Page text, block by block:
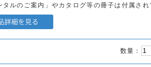
ルのご案内」やカタログ等の冊子は付属さ
数量：